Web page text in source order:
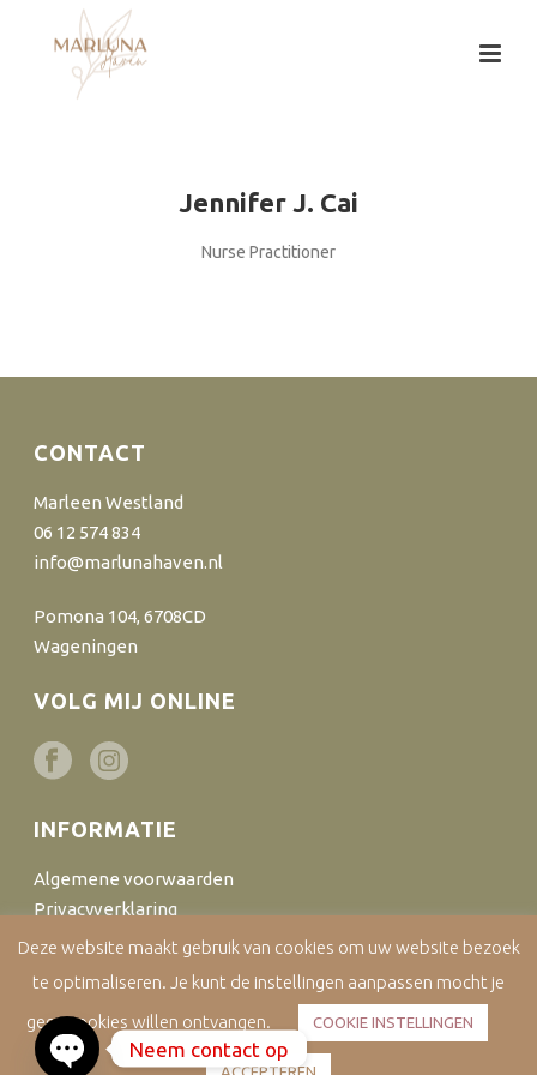
Jennifer J. Cai
Nurse Practitioner
CONTACT
Marleen Westland
06 12 574 834
info@marlunahaven.nl
Pomona 104, 6708CD
Wageningen
VOLG MIJ ONLINE
INFORMATIE
Algemene voorwaarden
Privacyverklaring
Cookiebeleid
Bestellen en verzenden
Deze website maakt gebruik van cookies om uw website bezoek
te optimaliseren. Je kunt de instellingen aanpassen mocht je
geen cookies willen ontvangen.
COOKIE INSTELLINGEN
ACCEPTEREN
Neem contact op